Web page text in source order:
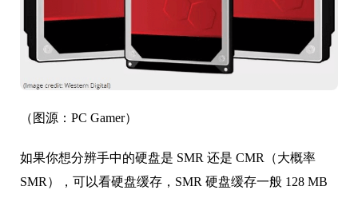
（图源：PC Gamer）
如果你想分辨手中的硬盘是 SMR 还是 CMR（大概率
SMR），可以看硬盘缓存，SMR 硬盘缓存一般 128 MB